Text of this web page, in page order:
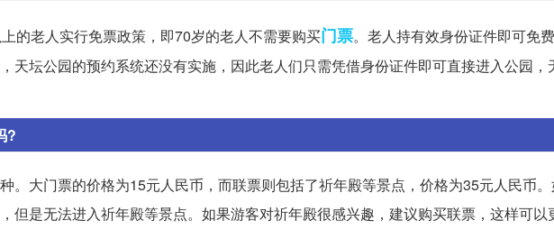
的老人实行免票政策，即70岁的老人不需要购买门票。老人持有效身份证件即可免
天坛公园的预约系统还没有实施，因此老人们只需凭借身份证件即可直接进入公园，
?
。大门票的价格为15元人民币，而联票则包括了祈年殿等景点，价格为35元人民币
但是无法进入祈年殿等景点。如果游客对祈年殿很感兴趣，建议购买联票，这样可以